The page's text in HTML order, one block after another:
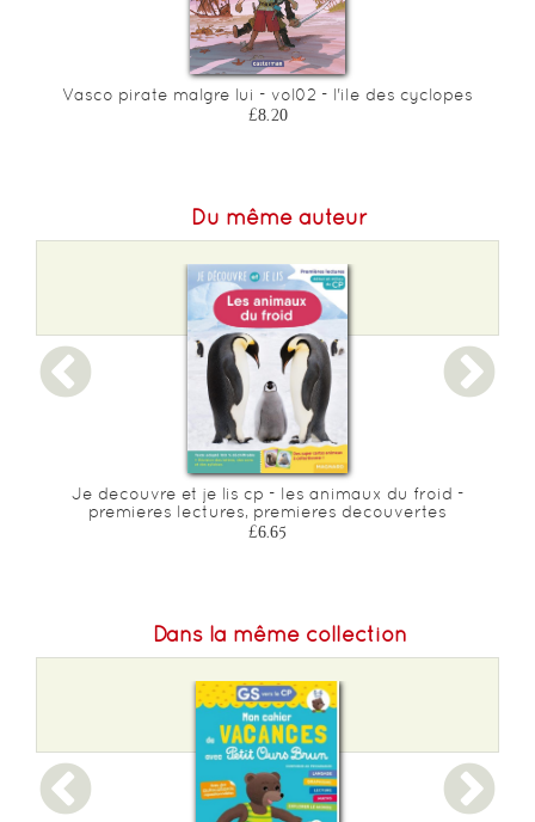
Vasco pirate malgre lui - vol02 - l'ile des cyclopes
£8.20
Du même auteur
Je decouvre et je lis cp - les animaux du froid -
premieres lectures, premieres decouvertes
£6.65
Dans la même collection